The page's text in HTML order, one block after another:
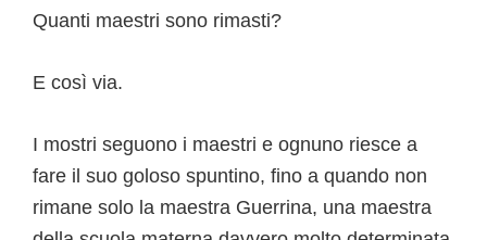
Quanti maestri sono rimasti?
E così via.
I mostri seguono i maestri e ognuno riesce a
fare il suo goloso spuntino, fino a quando non
rimane solo la maestra Guerrina, una maestra